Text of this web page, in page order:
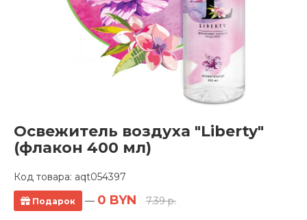
Освежитель воздуха "Liberty"
(флакон 400 мл)
Код товара: aqt054397
Подарок — 0 BYN 7.39 р.
Полотенцесушитель водяной
Ростела Твист 500x800